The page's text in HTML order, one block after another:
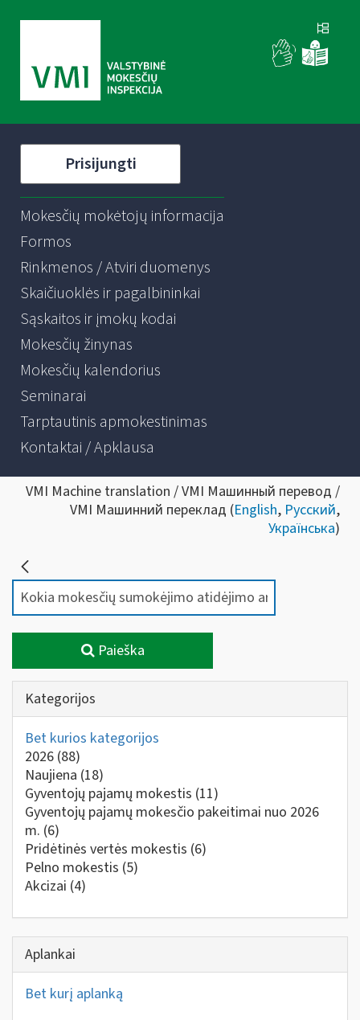
Prisijungti
Mokesčių mokėtojų informacija
Formos
Rinkmenos / Atviri duomenys
Skaičiuoklės ir pagalbininkai
Sąskaitos ir įmokų kodai
Mokesčių žinynas
Mokesčių kalendorius
Seminarai
Tarptautinis apmokestinimas
Kontaktai / Apklausa
VMI Machine translation / VMI Машинный перевод /
VMI Машинний переклад (English, Русский,
Українська)
Paieška
Kategorijos
Bet kurios kategorijos
2026 (88)
Naujiena (18)
Gyventojų pajamų mokestis (11)
Gyventojų pajamų mokesčio pakeitimai nuo 2026
m. (6)
Pridėtinės vertės mokestis (6)
Pelno mokestis (5)
Akcizai (4)
Aplankai
Bet kurį aplanką